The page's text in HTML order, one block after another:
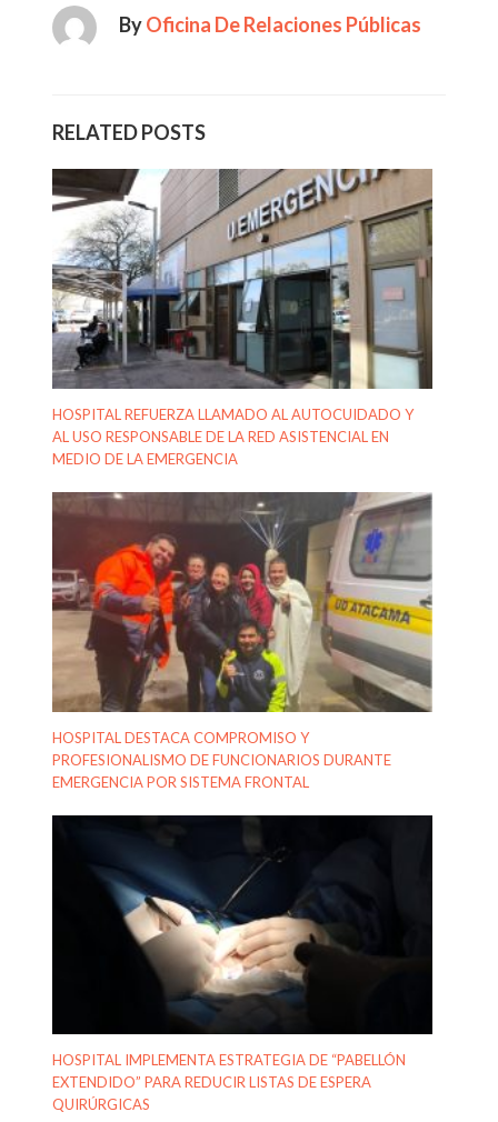
ByOficina De Relaciones Públicas
RELATED POSTS
HOSPITAL REFUERZA LLAMADO AL AUTOCUIDADO Y
AL USO RESPONSABLE DE LA RED ASISTENCIAL EN
MEDIO DE LA EMERGENCIA
HOSPITAL DESTACA COMPROMISO Y
PROFESIONALISMO DE FUNCIONARIOS DURANTE
EMERGENCIA POR SISTEMA FRONTAL
HOSPITAL IMPLEMENTA ESTRATEGIA DE “PABELLÓN
EXTENDIDO” PARA REDUCIR LISTAS DE ESPERA
QUIRÚRGICAS